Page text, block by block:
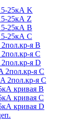
25кА K
25кА Z
25кА B
25кА C
я B
я C
я D
2пол.кр-я C
2пол.кр-я C
кривая B
кривая C
кривая D